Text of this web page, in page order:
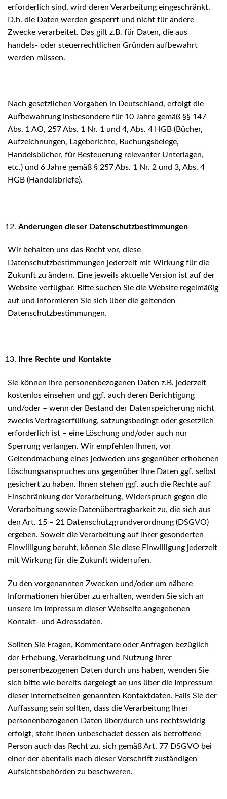
erforderlich sind, wird deren Verarbeitung eingeschränkt.
D.h. die Daten werden gesperrt und nicht für andere
Zwecke verarbeitet. Das gilt z.B. für Daten, die aus
handels- oder steuerrechtlichen Gründen aufbewahrt
werden müssen.
Nach gesetzlichen Vorgaben in Deutschland, erfolgt die
Aufbewahrung insbesondere für 10 Jahre gemäß §§ 147
Abs. 1 AO, 257 Abs. 1 Nr. 1 und 4, Abs. 4 HGB (Bücher,
Aufzeichnungen, Lageberichte, Buchungsbelege,
Handelsbücher, für Besteuerung relevanter Unterlagen,
etc.) und 6 Jahre gemäß § 257 Abs. 1 Nr. 2 und 3, Abs. 4
HGB (Handelsbriefe).
Änderungen dieser Datenschutzbestimmungen
Wir behalten uns das Recht vor, diese
Datenschutzbestimmungen jederzeit mit Wirkung für die
Zukunft zu ändern. Eine jeweils aktuelle Version ist auf der
Website verfügbar. Bitte suchen Sie die Website regelmäßig
auf und informieren Sie sich über die geltenden
Datenschutzbestimmungen.
Ihre Rechte und Kontakte
Sie können Ihre personenbezogenen Daten z.B. jederzeit
kostenlos einsehen und ggf. auch deren Berichtigung
und/oder – wenn der Bestand der Datenspeicherung nicht
zwecks Vertragserfüllung, satzungsbedingt oder gesetzlich
erforderlich ist – eine Löschung und/oder auch nur
Sperrung verlangen. Wir empfehlen Ihnen, vor
Geltendmachung eines jedweden uns gegenüber erhobenen
Löschungsanspruches uns gegenüber Ihre Daten ggf. selbst
gesichert zu haben. Ihnen stehen ggf. auch die Rechte auf
Einschränkung der Verarbeitung, Widerspruch gegen die
Verarbeitung sowie Datenübertragbarkeit zu, die sich aus
den Art. 15 – 21 Datenschutzgrundverordnung (DSGVO)
ergeben. Soweit die Verarbeitung auf Ihrer gesonderten
Einwilligung beruht, können Sie diese Einwilligung jederzeit
mit Wirkung für die Zukunft widerrufen.
Zu den vorgenannten Zwecken und/oder um nähere
Informationen hierüber zu erhalten, wenden Sie sich an
unsere im Impressum dieser Webseite angegebenen
Kontakt- und Adressdaten.
Sollten Sie Fragen, Kommentare oder Anfragen bezüglich
der Erhebung, Verarbeitung und Nutzung Ihrer
personenbezogenen Daten durch uns haben, wenden Sie
sich bitte wie bereits dargelegt an uns über die Impressum
dieser Internetseiten genannten Kontaktdaten. Falls Sie der
Auffassung sein sollten, dass die Verarbeitung Ihrer
personenbezogenen Daten über/durch uns rechtswidrig
erfolgt, steht Ihnen unbeschadet dessen als betroffene
Person auch das Recht zu, sich gemäß Art. 77 DSGVO bei
einer der ebenfalls nach dieser Vorschrift zuständigen
Aufsichtsbehörden zu beschweren.